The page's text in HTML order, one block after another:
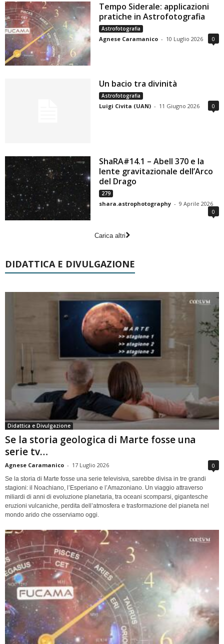
Tempo Siderale: applicazioni
pratiche in Astrofotografia
Astrofotografia
Agnese Caramanico - 10 Luglio 2026 0
Un bacio tra divinità
Astrofotografia
Luigi Civita (UAN) - 11 Giugno 2026 0
ShaRA#14.1 – Abell 370 e la
lente gravitazionale dell’Arco
del Drago
279
shara.astrophotography - 9 Aprile 2026
0
Carica altri
DIDATTICA E DIVULGAZIONE
Didattica e Divulgazione
Se la storia geologica di Marte fosse una
serie tv…
Agnese Caramanico - 17 Luglio 2026 0
Se la storia di Marte fosse una serie televisiva, sarebbe divisa in tre grandi
stagioni: il Noachiano, l’Esperiano e l’Amazoniano. Un viaggio attraverso
miliardi di anni di evoluzione planetaria, tra oceani scomparsi, gigantesche
eruzioni vulcaniche, perdita dell’atmosfera e trasformazione del pianeta nel
mondo arido che osserviamo oggi.